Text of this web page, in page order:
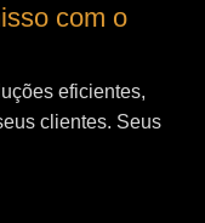
com o
eficientes,
clientes. Seus